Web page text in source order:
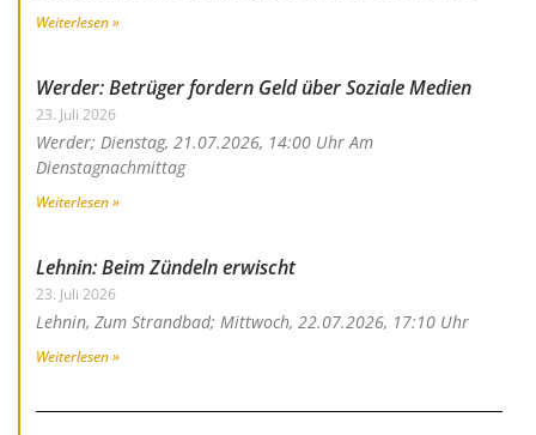
Weiterlesen »
Werder: Betrüger fordern Geld über Soziale Medien
23. Juli 2026
Werder; Dienstag, 21.07.2026, 14:00 Uhr Am
Dienstagnachmittag
Weiterlesen »
Lehnin: Beim Zündeln erwischt
23. Juli 2026
Lehnin, Zum Strandbad; Mittwoch, 22.07.2026, 17:10 Uhr
Weiterlesen »